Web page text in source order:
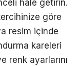
hale getirin.
göre
resim içinde
kareleri
renk ayarlarını